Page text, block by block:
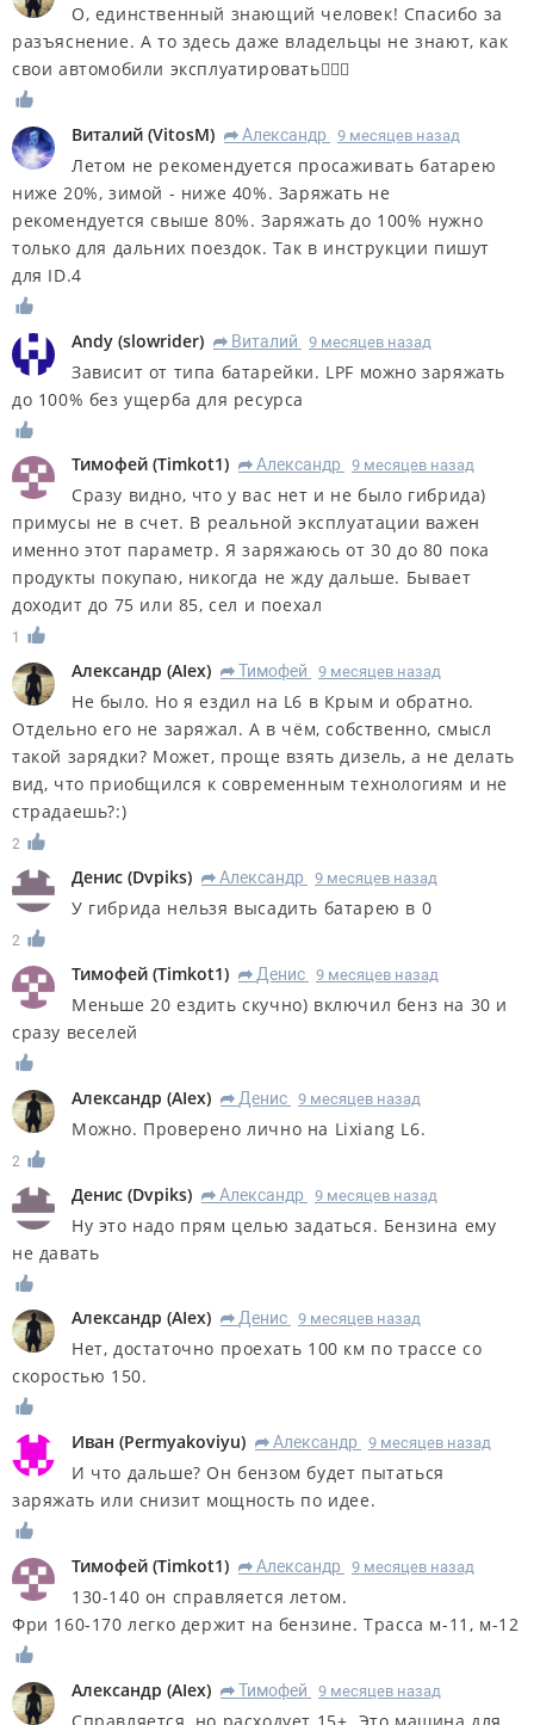
О, единственный знающий человек! Спасибо за
разъяснение. А то здесь даже владельцы не знают, как
свои автомобили эксплуатировать🤷🏻‍♂️
Виталий (VitosM) R Александр 9 месяцев назад
Летом не рекомендуется просаживать батарею
ниже 20%, зимой - ниже 40%. Заряжать не
рекомендуется свыше 80%. Заряжать до 100% нужно
только для дальних поездок. Так в инструкции пишут
для ID.4
Andy (slowrider) R Виталий 9 месяцев назад
Зависит от типа батарейки. LPF можно заряжать
до 100% без ущерба для ресурса
Тимофей (Timkot1) R Александр 9 месяцев назад
Сразу видно, что у вас нет и не было гибрида)
примусы не в счет. В реальной эксплуатации важен
именно этот параметр. Я заряжаюсь от 30 до 80 пока
продукты покупаю, никогда не жду дальше. Бывает
доходит до 75 или 85, сел и поехал
1
Александр (AIex) R Тимофей 9 месяцев назад
Не было. Но я ездил на L6 в Крым и обратно.
Отдельно его не заряжал. А в чём, собственно, смысл
такой зарядки? Может, проще взять дизель, а не делать
вид, что приобщился к современным технологиям и не
страдаешь?:)
2
Денис (Dvpiks) R Александр 9 месяцев назад
У гибрида нельзя высадить батарею в 0
2
Тимофей (Timkot1) R Денис 9 месяцев назад
Меньше 20 ездить скучно) включил бенз на 30 и
сразу веселей
Александр (AIex) R Денис 9 месяцев назад
Можно. Проверено лично на Lixiang L6.
2
Денис (Dvpiks) R Александр 9 месяцев назад
Ну это надо прям целью задаться. Бензина ему
не давать
Александр (AIex) R Денис 9 месяцев назад
Нет, достаточно проехать 100 км по трассе со
скоростью 150.
Иван (Permyakoviyu) R Александр 9 месяцев назад
И что дальше? Он бензом будет пытаться
заряжать или снизит мощность по идее.
Тимофей (Timkot1) R Александр 9 месяцев назад
130-140 он справляется летом.
Фри 160-170 легко держит на бензине. Трасса м-11, м-12
Александр (AIex) R Тимофей 9 месяцев назад